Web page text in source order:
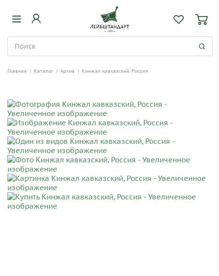
Главная | Каталог | Архив | Кинжал кавказский, Россия